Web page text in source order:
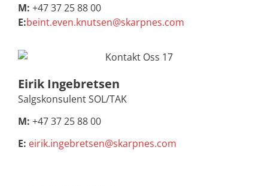
M: +47 37 25 88 00
E:beint.even.knutsen@skarpnes.com
Eirik Ingebretsen
Salgskonsulent SOL/TAK
M: +47 37 25 88 00
E: eirik.ingebretsen@skarpnes.com